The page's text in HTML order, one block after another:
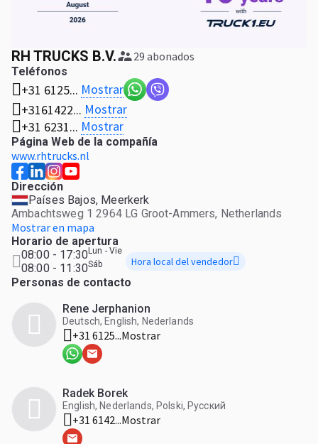
RH TRUCKS B.V. 29 abonados
Teléfonos
+31 6125... Mostrar
+3161422... Mostrar
+31 6231... Mostrar
Página Web de la compañía
www.rhtrucks.nl
Dirección
Países Bajos, Meerkerk
Ambachtsweg 1 2964 LG Groot-Ammers, Netherlands
Mostrar en mapa
Horario de apertura
08:00 - 17:30Lun - Vie
08:00 - 11:30Sáb Hora local del vendedor
Personas de contacto
Rene Jerphanion
Deutsch, English, Nederlands
+31 6125...Mostrar
Radek Borek
English, Nederlands, Polski, Русский
+31 6142...Mostrar